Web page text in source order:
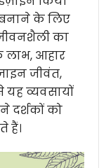
के लिए
का
लाभ, आहार
जीवंत,
व्यवसायों
दर्शकों को
हैं।